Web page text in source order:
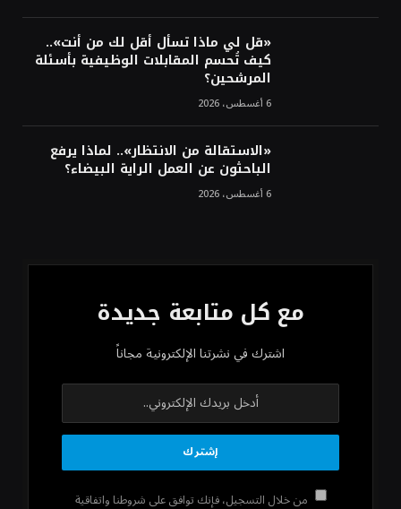
«قل لي ماذا تسأل أقل لك من أنت»..
كيف تُحسم المقابلات الوظيفية بأسئلة
المرشحين؟
6 أغسطس، 2026
«الاستقالة من الانتظار».. لماذا يرفع
الباحثون عن العمل الراية البيضاء؟
6 أغسطس، 2026
مع كل متابعة جديدة
اشترك في نشرتنا الإلكترونية مجاناً
من خلال التسجيل، فإنك توافق على شروطنا واتفاقية